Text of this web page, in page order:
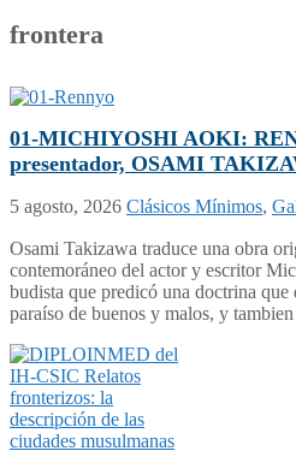
frontera
01-MICHIYOSHI AOKI:
presentador, OSAMI
5 agosto, 2026 Clásicos Mínimos,
Osami Takizawa traduce una obra
contemoráneo del actor y escritor
budista que predicó una doctrina
paraíso de buenos y malos, y